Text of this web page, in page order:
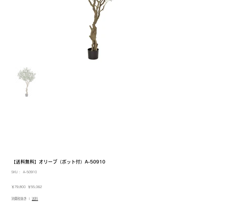
【送料無料】オリーブ（ポット付）A-50910
SKU：
SKU：
A-50910
元
価
￥79,800
セ
ル
￥55,062
消費税抜き | 送料